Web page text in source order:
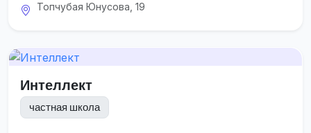
Топчубая Юнусова, 19
Интеллект
частная школа